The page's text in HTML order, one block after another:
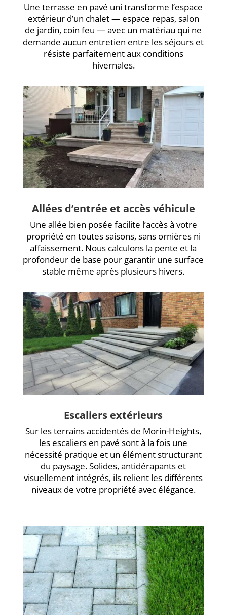
Une terrasse en pavé uni transforme l’espace
extérieur d’un chalet — espace repas, salon
de jardin, coin feu — avec un matériau qui ne
demande aucun entretien entre les séjours et
résiste parfaitement aux conditions
hivernales.
Allées d’entrée et accès véhicule
Une allée bien posée facilite l’accès à votre
propriété en toutes saisons, sans ornières ni
affaissement. Nous calculons la pente et la
profondeur de base pour garantir une surface
stable même après plusieurs hivers.
Escaliers extérieurs
Sur les terrains accidentés de Morin-Heights,
les escaliers en pavé sont à la fois une
nécessité pratique et un élément structurant
du paysage. Solides, antidérapants et
visuellement intégrés, ils relient les différents
niveaux de votre propriété avec élégance.